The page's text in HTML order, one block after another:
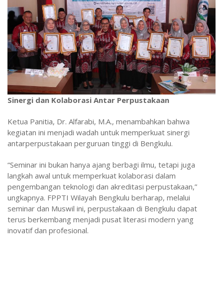
Sinergi dan Kolaborasi Antar Perpustakaan
Ketua Panitia, Dr. Alfarabi, M.A., menambahkan bahwa
kegiatan ini menjadi wadah untuk memperkuat sinergi
antarperpustakaan perguruan tinggi di Bengkulu.
“Seminar ini bukan hanya ajang berbagi ilmu, tetapi juga
langkah awal untuk memperkuat kolaborasi dalam
pengembangan teknologi dan akreditasi perpustakaan,”
ungkapnya. FPPTI Wilayah Bengkulu berharap, melalui
seminar dan Muswil ini, perpustakaan di Bengkulu dapat
terus berkembang menjadi pusat literasi modern yang
inovatif dan profesional.